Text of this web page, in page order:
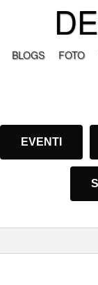
BLOGS FOTO
EVENTI